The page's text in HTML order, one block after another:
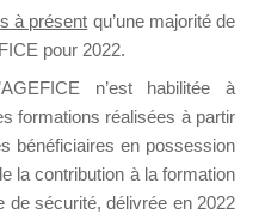
à présent qu’une majorité de
pour 2022.
n’est habilitée à
formations réalisées à partir
bénéficiaires en possession
la contribution à la formation
de sécurité, délivrée en 2022